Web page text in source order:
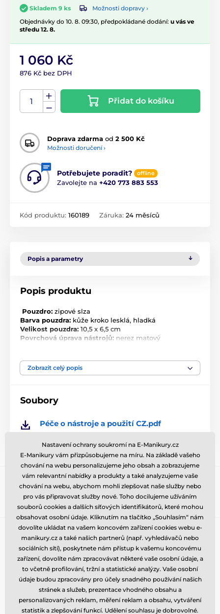
Skladem 9 ks
Možnosti dopravy ›
Objednávky do 10. 8. 09:30, předpokládané dodání: u vás ve
středu 12. 8.
1 060 Kč
876 Kč bez DPH
Přidat do košíku
Doprava zdarma od 2 500 Kč
Možnosti doručení ›
Potřebujete poradit? offline
Zavolejte na +420 773 883 553
Kód produktu: 160189 Záruka: 24 měsíců
Popis a parametry
Popis produktu
Pouzdro: zipové slza
Barva pouzdra: kůže kroko lesklá, hladká
Velikost pouzdra: 10,5 x 6,5 cm
Povrchová úprava nástrojů: nerez matový
vyrobena z pravé kůže v různých povrchových
úpravách a barevných provedeních.
barvu pouzdra u výrobce. Občas má skladem barevné
Při výrobě na zakázku je minimální počet kusů 10.
Obsah pouzdra:
nůžky nehtové
nůžky záděrové
pilník safírový
kleště štípací 5 cm
nástroj
Technické specifikace se mohou změnit bez
výslovného upozornění. Obrázky mají pouze ilustrativní
charakter.
Produkt je zařazen v kategoriích
Zobrazit celý popis
Soubory
Péče o nástroje a použití CZ.pdf
Přihlaste se do newsletteru
Zde napište váš e-mail Přihlásit
Potřebujete poradit
Zákaznický servis je k dispozici
+420 773 883 553
info@e-manikury.cz
Kde nás najdete
Čeština
Nastavení ochrany soukromí na E-Manikury.cz
E-Manikury vám přizpůsobujeme na míru. Na základě vašeho
chování na webu personalizujeme jeho obsah a zobrazujeme
vám relevantní nabídky a produkty a také analyzujeme vaše
chování na webu, abychom mohli zlepšovat naše služby nebo
pro vás připravovat služby nové. Toho docilujeme užíváním
souborů cookies a dalších síťových identifikátorů, které mohou
obsahovat osobní údaje. Kliknutím na tlačítko „Souhlasím“ nám
dovolíte ukládat na vašem koncovém zařízení cookies webu e-
manikury.cz a také našich partnerů (např. vyhledávačů nebo
sociálních sítí), poskytnete nám přístup k vašemu koncovému
zařízení, dovolíte nám zpracovávat některé vaše osobní údaje, a
to včetně profilování, tržní a statistické analýzy. Vaše osobní
údaje budou zpracovány pro účely snadného používání našich
stránek a služeb, prezentace vhodného obsahu a
personalizovaných reklam, měření reklam a obsahu, vytváření
statistik a zlepšování funkcí. Udělení souhlasu je dobrovolné.